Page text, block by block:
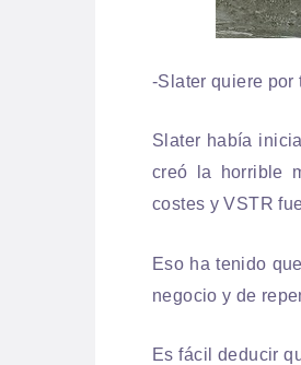
-Slater quiere por
Slater había
creó la horrible
costes y VSTR
Eso ha tenido
negocio y de
Es fácil deducir